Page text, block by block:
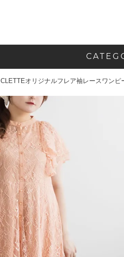
CLETTEオリジナルフレア袖レースワンピ